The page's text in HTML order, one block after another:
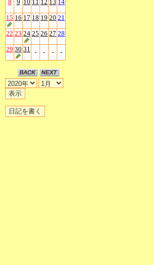
8 9 10 11 12 13 14
15 16 17 18 19 20 21
22 23 24 25 26 27 28
29 30 31 - - - -